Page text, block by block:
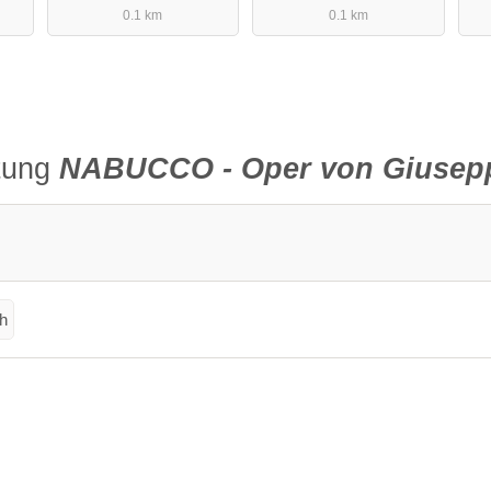
0.1 km
0.1 km
NABUCCO - Oper von